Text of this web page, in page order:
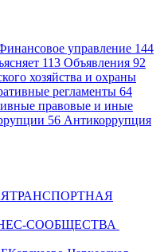
управление 144
113 Объявления 92
хозяйства и охраны
регламенты 64
правовые и иные
56 Антикоррупция
СООБЩЕСТВА